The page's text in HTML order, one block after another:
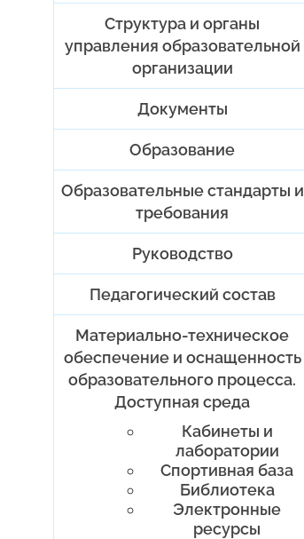
Структура и органы
управления образовательной
организации
Документы
Образование
Образовательные стандарты и
требования
Руководство
Педагогический состав
Материально-техническое
обеспечение и оснащенность
образовательного процесса.
Доступная среда
Кабинеты и
лаборатории
Спортивная база
Библиотека
Электронные
ресурсы